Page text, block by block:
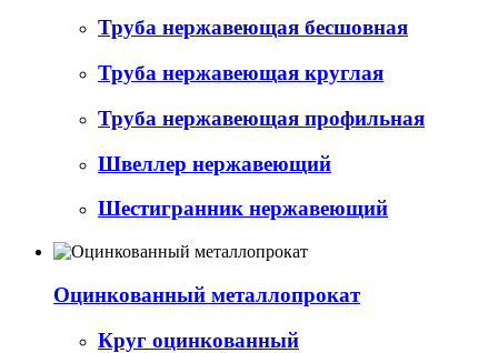
Труба нержавеющая бесшовная
Труба нержавеющая круглая
Труба нержавеющая профильная
Швеллер нержавеющий
Шестигранник нержавеющий
Оцинкованный металлопрокат
Круг оцинкованный